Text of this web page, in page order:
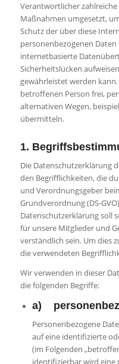
Verantwortlicher
Maßnahmen umgesetzt,
Schutz der über diese
personenbezogenen
internetbasierte
Sicherheitslücken
gewährleistet werden
betroffenen Person frei,
alternativen Wegen,
übermitteln.
1.
Die Datenschutzerklärung
den Begrifflichkeiten, die
und Verordnungsgeber
Grundverordnung (DS-
Datenschutzerklärung soll
für unsere Mitglieder und
verständlich sein. Um dies
die verwendeten
Wir verwenden in dieser
die folgenden Begriffe:
a)
Personenbezogene
auf eine identifizierte
(im Folgenden
identifizierbar wird eine